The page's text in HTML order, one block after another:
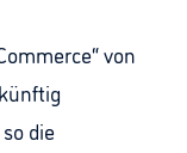
von
die